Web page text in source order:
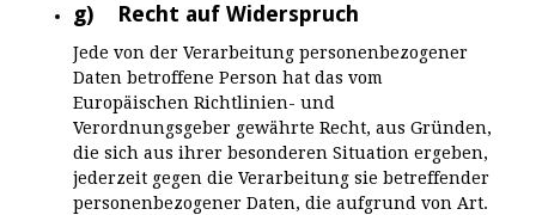
g) Recht auf Widerspruch
Jede von der Verarbeitung personenbezogener
Daten betroffene Person hat das vom
Europäischen Richtlinien- und
Verordnungsgeber gewährte Recht, aus Gründen,
die sich aus ihrer besonderen Situation ergeben,
jederzeit gegen die Verarbeitung sie betreffender
personenbezogener Daten, die aufgrund von Art.